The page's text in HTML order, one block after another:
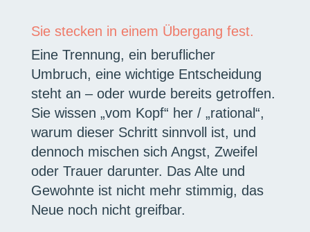
Sie stecken in einem Übergang fest.
Eine Trennung, ein beruflicher
Umbruch, eine wichtige Entscheidung
steht an – oder wurde bereits getroffen.
Sie wissen „vom Kopf“ her / „rational“,
warum dieser Schritt sinnvoll ist, und
dennoch mischen sich Angst, Zweifel
oder Trauer darunter. Das Alte und
Gewohnte ist nicht mehr stimmig, das
Neue noch nicht greifbar.